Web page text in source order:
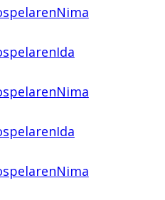
Nima
Ida
Nima
Ida
Nima